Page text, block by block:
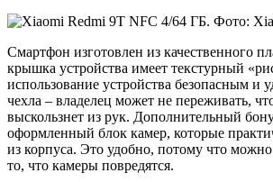
Смартфон изготовлен из качественного
крышка устройства имеет текстурный
использование устройства безопасным и
чехла – владелец может не переживать,
выскользнет из рук. Дополнительный
оформленный блок камер, которые
из корпуса. Это удобно, потому что можно
то, что камеры повредятся.